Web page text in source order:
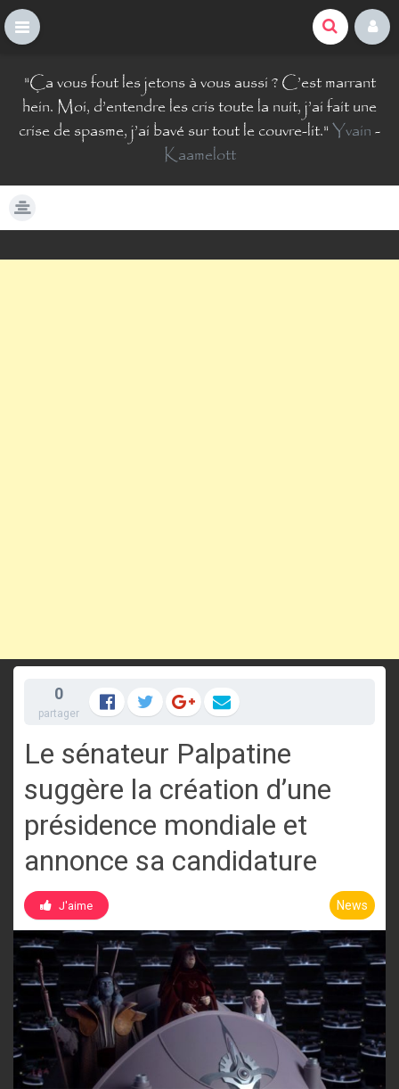
t
"Ça vous fout les jetons à vous aussi ? C’est marrant
hein. Moi, d’entendre les cris toute la nuit, j’ai fait une
crise de spasme, j’ai bavé sur tout le couvre-lit."Yvain-
Kaamelott
0
partager
Le sénateur Palpatine
suggère la création d’une
présidence mondiale et
annonce sa candidature
J'aime News